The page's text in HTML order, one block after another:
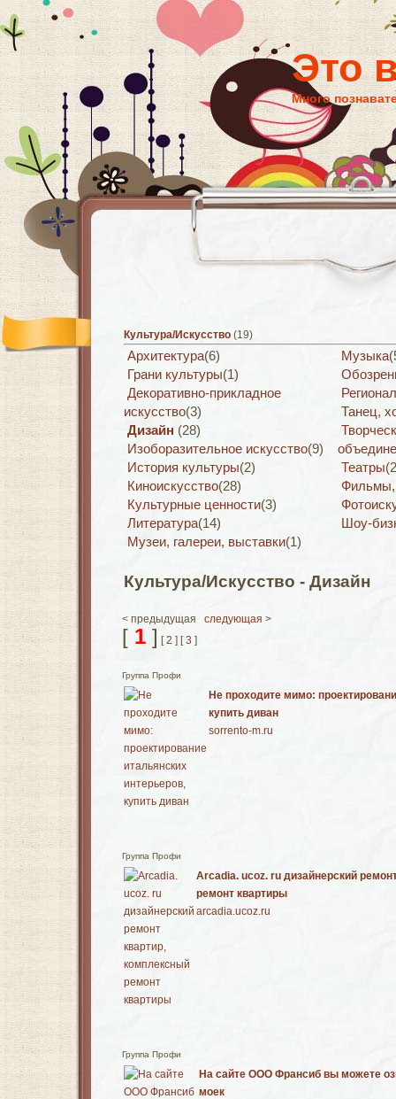
Это
Много
Культура/Искусство (19)
Архитектура(6)
Грани культуры(1)
Декоративно-прикладное
искусство(3)
Дизайн (28)
Изоборазительное искусство(9)
История культуры(2)
Киноискусство(28)
Культурные ценности(3)
Литература(14)
Музеи, галереи, выставки(1)
Музыка
Танец,
Театры
Фильмы,
Шоу-
Культура/Искусство - Дизайн
< предыдущая следующая >
[ 1 ] [2 ] [3 ]
Группа Профи
Не проходите мимо:
купить диван
sorrento-m.ru
Группа Профи
Arcadia. ucoz. ru дизайнерский
ремонт квартиры
arcadia.ucoz.ru
Группа Профи
На сайте ООО Франсиб вы можете
моек